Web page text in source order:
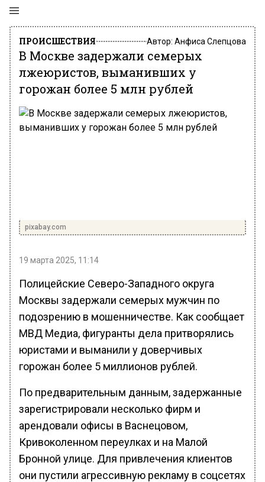
ПРОИСШЕСТВИЯ Автор: Анфиса Слепцова
В Москве задержали семерых
лжеюристов, выманивших у
горожан более 5 млн рублей
pixabay.com
19 марта 2025, 11:14
Полицейские Северо-Западного округа
Москвы задержали семерых мужчин по
подозрению в мошенничестве. Как сообщает
МВД Медиа, фигуранты дела притворялись
юристами и выманили у доверчивых
горожан более 5 миллионов рублей.
По предварительным данным, задержанные
зарегистрировали несколько фирм и
арендовали офисы в Васнецовом,
Кривоколенном переулках и на Малой
Бронной улице. Для привлечения клиентов
они пустили агрессивную рекламу в соцсетях